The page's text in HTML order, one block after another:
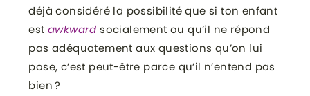
déjà considéré la possibilité que si ton enfant
estawkward socialement ou qu’il ne répond
pas adéquatement aux questions qu’on lui
pose, c’est peut-être parce qu’il n’entend pas
bien ?